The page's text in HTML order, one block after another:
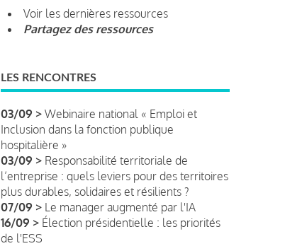
Voir les dernières ressources
Partagez des ressources
LES RENCONTRES
03/09 > Webinaire national « Emploi et
Inclusion dans la fonction publique
hospitalière »
03/09 > Responsabilité territoriale de
l’entreprise : quels leviers pour des territoires
plus durables, solidaires et résilients ?
07/09 > Le manager augmenté par l'IA
16/09 > Élection présidentielle : les priorités
de l'ESS